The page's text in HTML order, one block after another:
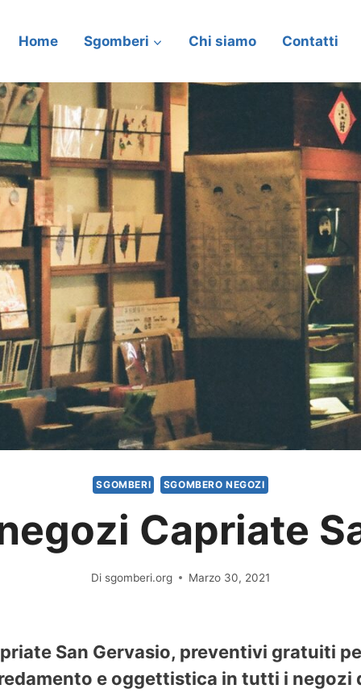
Home Sgomberi Chi siamo Contatti
SGOMBERI SGOMBERO NEGOZI
Capriate
Di sgomberi.org Marzo 30, 2021
San Gervasio, preventivi gratuiti
e oggettistica in tutti i negozi